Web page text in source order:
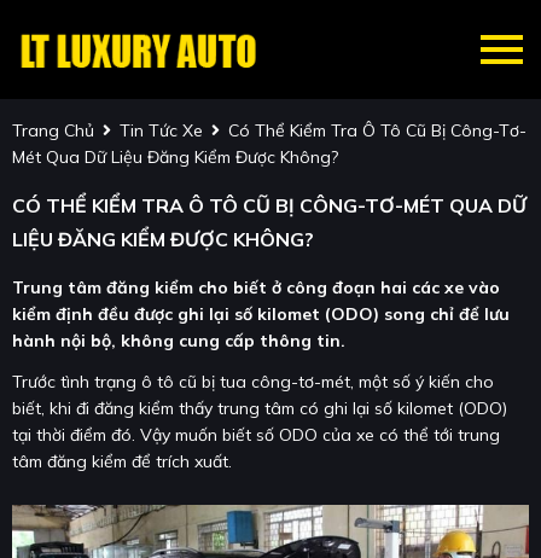
Trang Chủ Tin Tức Xe
Có Thể Kiểm Tra Ô Tô Cũ Bị Công-Tơ-
Mét Qua Dữ Liệu Đăng Kiểm Được Không?
CÓ THỂ KIỂM TRA Ô TÔ CŨ BỊ CÔNG-TƠ-MÉT QUA DỮ
LIỆU ĐĂNG KIỂM ĐƯỢC KHÔNG?
Trung tâm đăng kiểm cho biết ở công đoạn hai các xe vào
kiểm định đều được ghi lại số kilomet (ODO) song chỉ để lưu
hành nội bộ, không cung cấp thông tin.
Trước tình trạng ô tô cũ bị tua công-tơ-mét, một số ý kiến cho
biết, khi đi đăng kiểm thấy trung tâm có ghi lại số kilomet (ODO)
tại thời điểm đó. Vậy muốn biết số ODO của xe có thể tới trung
tâm đăng kiểm để trích xuất.